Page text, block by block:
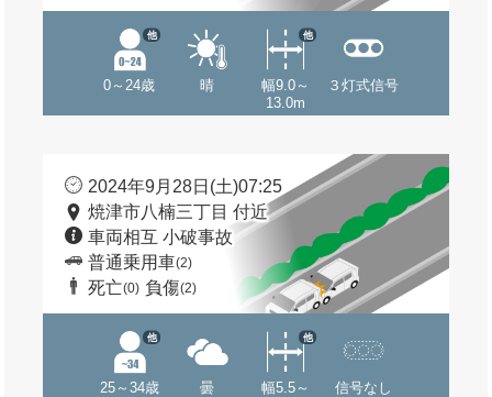
0～24歳
他
晴
幅9.0～
13.0m
他
３灯式信号
2024年9月28日(土)07:25
焼津市八楠三丁目 付近
車両相互 小破事故
普通乗用車(2)
死亡(0) 負傷(2)
25～34歳
他
曇
幅5.5～
他
信号なし